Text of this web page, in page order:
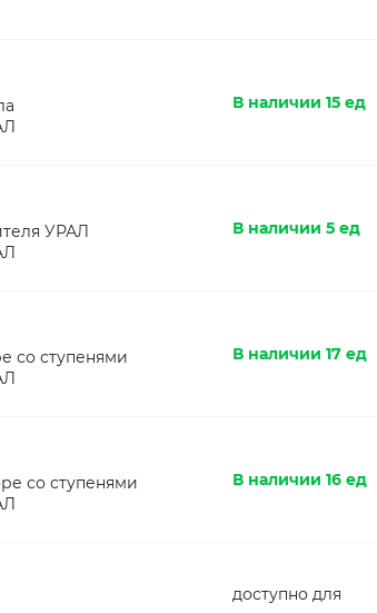
В наличии 15 ед
УРАЛ
В наличии 5 ед
со ступенями
В наличии 17 ед
со ступенями
В наличии 16 ед
доступно для